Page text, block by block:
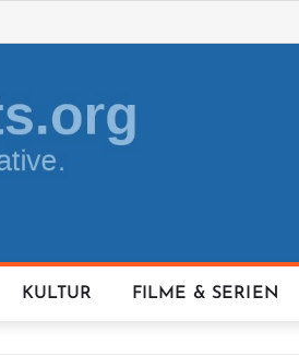
KULTUR FILME & SERIEN